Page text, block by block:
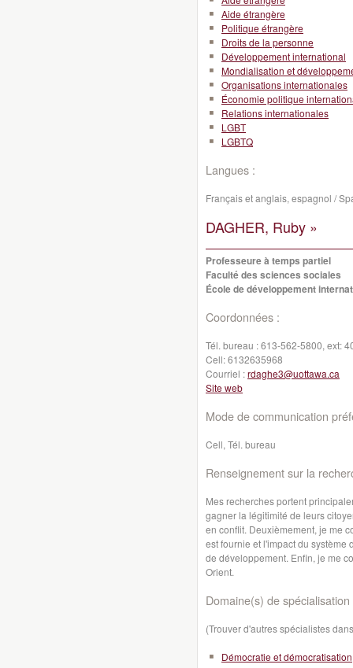
Aide étrangère
Politique étrangère
Droits de la personne
Développement international
Mondialisation et
Organisations internationales
Économie politique
Relations internationales
LGBT
LGBTQ
Langues :
Français et anglais, espagnol /
DAGHER, Ruby »
Professeure à temps partiel
Faculté des sciences sociales
École de développement
Coordonnées :
Tél. bureau :613-562-5800, ext:
Cell:6132635968
Courriel :rdaghe3@uottawa.ca
Site web
Mode de communication
Cell, Tél. bureau
Renseignement sur la
Mes recherches portent
gagner la légitimité de leurs
en conflit. Deuxièmement, je me
est fournie et l'impact du
de développement. Enfin, je me
Orient.
Domaine(s) de spécialisation
(Trouver d'autres spécialistes
Démocratie et démocratisation